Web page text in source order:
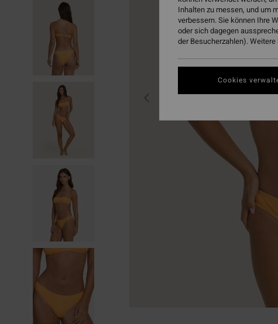
Inhalten zu messen, und um
verbessern. Sie können Ihre
oder sich dagegen
der Besucherzahlen).
Cookies